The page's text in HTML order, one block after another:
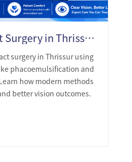
Painless Cataract Surgery in Thrissur: What Modern Technique Actually Looks Like
surgery in Thrissur using
phacoemulsification and
how modern methods
better vision outcomes.